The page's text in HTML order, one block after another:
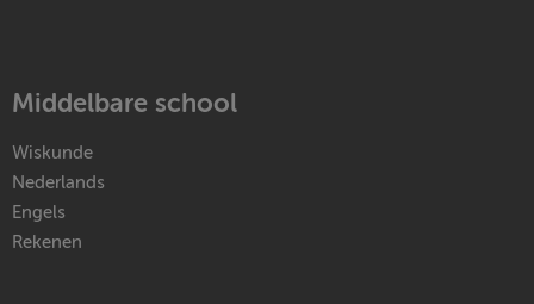
Middelbare school
Wiskunde
Nederlands
Engels
Rekenen